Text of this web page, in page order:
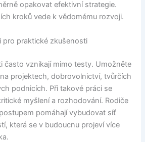
opakovat efektivní strategie.
kroků vede k vědomému rozvoji.
pro praktické zkušenosti
často vznikají mimo testy. Umožněte
projektech, dobrovolnictví, tvůrčích
podnicích. Při takové práci se
myšlení a rozhodování. Rodiče
pomáhají vybudovat síť
která se v budoucnu projeví více